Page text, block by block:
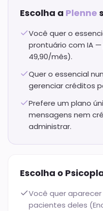
Escolha a Plenne
Você quer o
prontuário com IA
49,90/mês).
Quer o essencial
gerenciar créditos
Prefere um plano
mensagens nem
administrar.
Escolha o
Você quer
pacientes deles